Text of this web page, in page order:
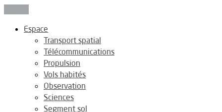
Espace
Transport spatial
Télécommunications
Propulsion
Vols habités
Observation
Sciences
Segment sol